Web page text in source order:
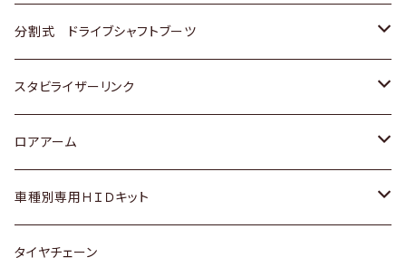
三菱
スバル
スバル
日産
いすゞ
ダイハツ
マツダ
三菱
ホンダ
スズキ
日産
ダイハツ
マツダ
トヨタ
ホンダ
スズキ
日産
いすゞ
分割式 ドライブシャフトブーツ
トヨタ
ホンダ
スズキ
日産
スタビライザーリンク
トヨタ
ホンダ
スズキ
ロアアーム
ホンダ
スズキ
車種別専用ＨＩＤキット
トヨタ
タイヤチェーン